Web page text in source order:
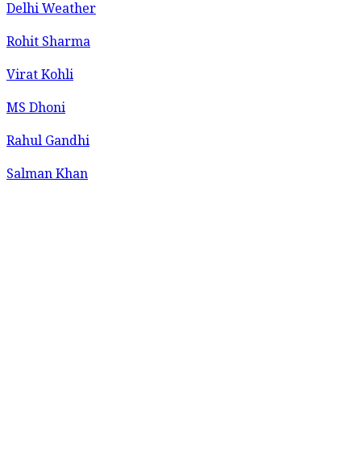
Delhi Weather
Rohit Sharma
Virat Kohli
MS Dhoni
Rahul Gandhi
Salman Khan